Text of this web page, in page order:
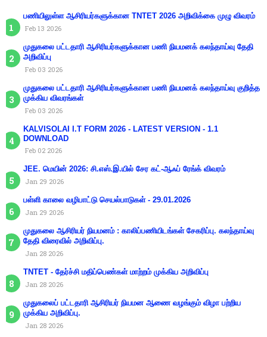
பணியிலுள்ள ஆசிரியர்களுக்கான TNTET 2026 அறிவிக்கை முழு விவரம்
Feb 13 2026
முதுகலை பட்டதாரி ஆசிரியர்களுக்கான பணி நியமனக் கலந்தாய்வு தேதி
அறிவிப்பு
Feb 03 2026
முதுகலை பட்டதாரி ஆசிரியர்களுக்கான பணி நியமனக் கலந்தாய்வு குறித்த
முக்கிய விவரங்கள்
Feb 03 2026
KALVISOLAI I.T FORM 2026 - LATEST VERSION - 1.1
DOWNLOAD
Feb 02 2026
JEE. மெயின் 2026: சி.எஸ்.இ.யில் சேர கட்-ஆஃப் ரேங்க் விவரம்
Jan 29 2026
பள்ளி காலை வழிபாட்டு செயல்பாடுகள் - 29.01.2026
Jan 29 2026
முதுகலை ஆசிரியர் நியமனம் : காலிப்பணியிடங்கள் சேகரிப்பு. கலந்தாய்வு
தேதி விரைவில் அறிவிப்பு.
Jan 28 2026
TNTET - தேர்ச்சி மதிப்பெண்கள் மாற்றம் முக்கிய அறிவிப்பு
Jan 28 2026
முதுகலைப் பட்டதாரி ஆசிரியர் நியமன ஆணை வழங்கும் விழா பற்றிய
முக்கிய அறிவிப்பு.
Jan 28 2026